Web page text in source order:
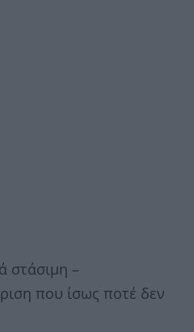
στάσιμη –
που ίσως ποτέ δεν